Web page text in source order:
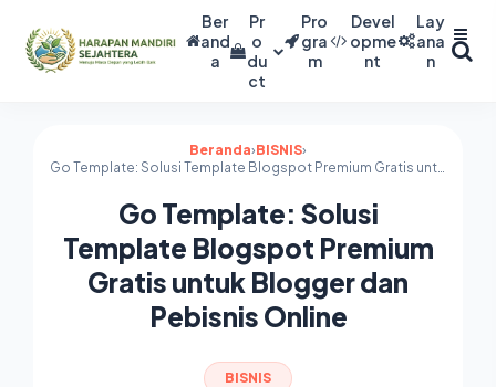
Ber
and
a
Pr
o
du
ct
Pro
gra
m
Devel
opme
nt
Lay
ana
n
Beranda›BISNIS›
Go Template: Solusi Template Blogspot Premium Gratis untuk Blogger dan Pebisnis Online
Go Template: Solusi
Template Blogspot Premium
Gratis untuk Blogger dan
Pebisnis Online
BISNIS